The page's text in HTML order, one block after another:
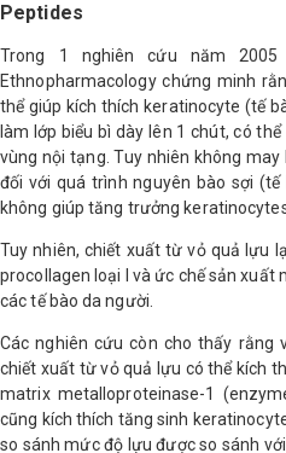
Peptides
Trong 1 nghiên cứu năm
Ethnopharmacology chứng minh
thể giúp kích thích keratinocyte (tế
làm lớp biểu bì dày lên 1 chút, có
vùng nội tạng. Tuy nhiên không
đối với quá trình nguyên bào sợi
không giúp tăng trưởng
Tuy nhiên, chiết xuất từ vỏ quả lựu
procollagen loại I và ức chế sản
các tế bào da người.
Các nghiên cứu còn cho thấy rằng
chiết xuất từ vỏ quả lựu có thể kích
matrix metalloproteinase-1
cũng kích thích tăng sinh
so sánh mức độ lựu được so sánh